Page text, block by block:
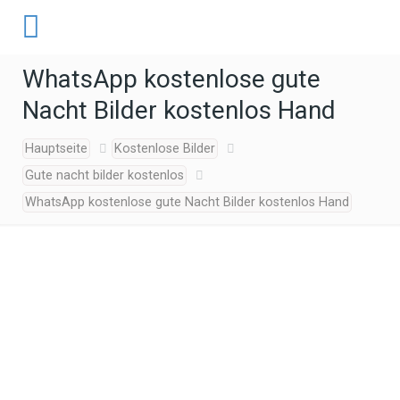
WhatsApp kostenlose gute
Nacht Bilder kostenlos Hand
Hauptseite
Kostenlose Bilder
Gute nacht bilder kostenlos
WhatsApp kostenlose gute Nacht Bilder kostenlos Hand